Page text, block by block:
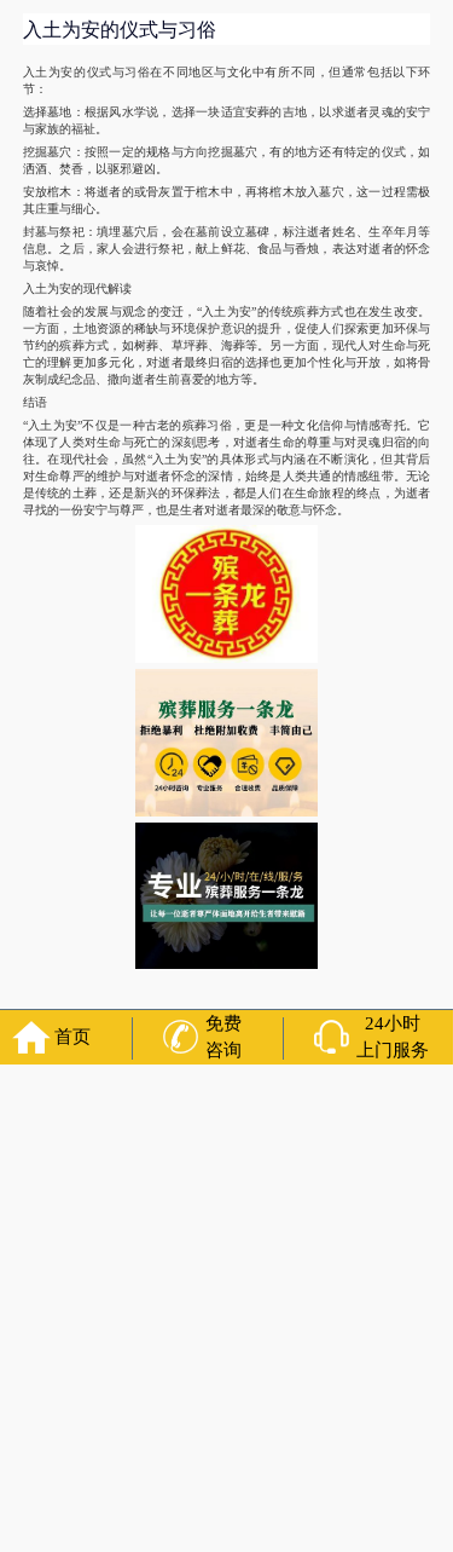
入土为安的仪式与习俗
入土为安的仪式与习俗在不同地区与文化中有所不同，但通常包括以下环
节：
选择墓地：根据风水学说，选择一块适宜安葬的吉地，以求逝者灵魂的安宁
与家族的福祉。
挖掘墓穴：按照一定的规格与方向挖掘墓穴，有的地方还有特定的仪式，如
洒酒、焚香，以驱邪避凶。
安放棺木：将逝者的或骨灰置于棺木中，再将棺木放入墓穴，这一过程需极
其庄重与细心。
封墓与祭祀：填埋墓穴后，会在墓前设立墓碑，标注逝者姓名、生卒年月等
信息。之后，家人会进行祭祀，献上鲜花、食品与香烛，表达对逝者的怀念
与哀悼。
入土为安的现代解读
随着社会的发展与观念的变迁，“入土为安”的传统殡葬方式也在发生改变。
一方面，土地资源的稀缺与环境保护意识的提升，促使人们探索更加环保与
节约的殡葬方式，如树葬、草坪葬、海葬等。另一方面，现代人对生命与死
亡的理解更加多元化，对逝者最终归宿的选择也更加个性化与开放，如将骨
灰制成纪念品、撒向逝者生前喜爱的地方等。
结语
“入土为安”不仅是一种古老的殡葬习俗，更是一种文化信仰与情感寄托。它
体现了人类对生命与死亡的深刻思考，对逝者生命的尊重与对灵魂归宿的向
往。在现代社会，虽然“入土为安”的具体形式与内涵在不断演化，但其背后
对生命尊严的维护与对逝者怀念的深情，始终是人类共通的情感纽带。无论
是传统的土葬，还是新兴的环保葬法，都是人们在生命旅程的终点，为逝者
寻找的一份安宁与尊严，也是生者对逝者最深的敬意与怀念。
辽宁省沈阳市沈河区南塔街道入土为安/治丧一条龙/殡仪电话 咨询服务
首页
免费
咨询
24小时
上门服务